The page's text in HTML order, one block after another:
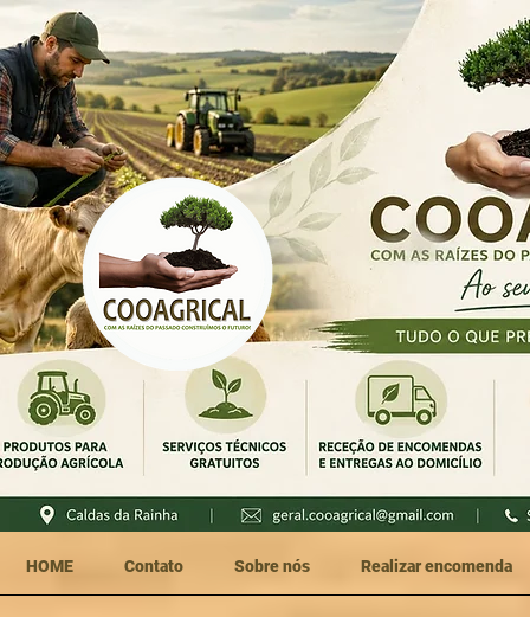
HOME Contato Sobre nós Realizar encomenda